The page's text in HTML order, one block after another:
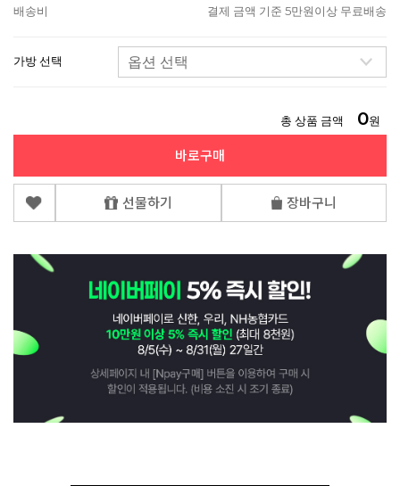
배송비
결제 금액 기준 5만원이상 무료배송
가방 선택
총 상품 금액 0원
바로구매
선물하기 장바구니